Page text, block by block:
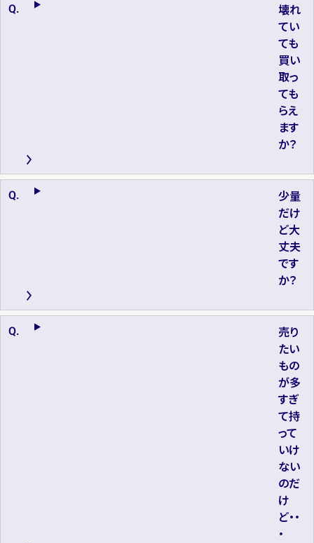
壊れ
てい
ても
買い
取っ
ても
らえ
ます
か？
少量
だけ
ど大
丈夫
です
か？
売り
たい
もの
が多
すぎ
て持
って
いけ
ない
のだ
け
ど・・
・